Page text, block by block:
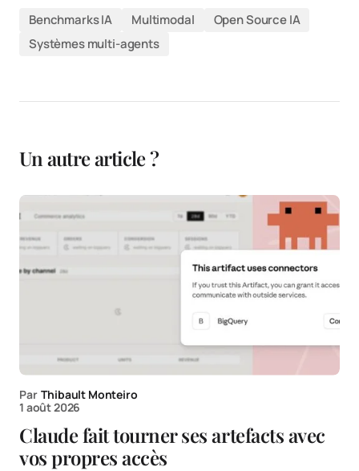
Benchmarks IA Multimodal
Open Source IA
Systèmes multi-agents
Un autre article ?
Par Thibault Monteiro
1 août 2026
Claude fait tourner ses artefacts avec
vos propres accès